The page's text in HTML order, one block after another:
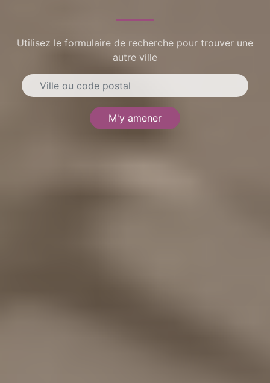
Utilisez le formulaire de recherche pour trouver une
autre ville
M'y amener